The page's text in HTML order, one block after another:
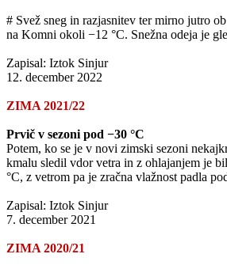
# Svež sneg in razjasnitev ter mirno jutro
na Komni okoli −12 °C. Snežna odeja je
Zapisal: Iztok Sinjur
12. december 2022
ZIMA 2021/22
Prvič v sezoni pod −30 °C
Potem, ko se je v novi zimski sezoni
kmalu sledil vdor vetra in z ohlajanjem je
°C, z vetrom pa je zračna vlažnost padla
Zapisal: Iztok Sinjur
7. december 2021
ZIMA 2020/21